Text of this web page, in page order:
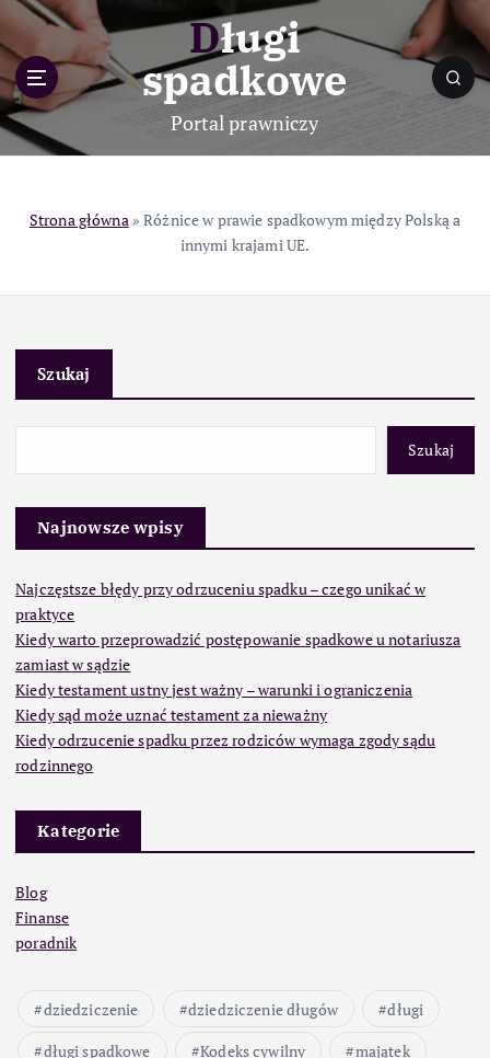
p
o
c
Długi
spadkowe
Portal prawniczy
Strona główna»Różnice w prawie spadkowym między Polską a
innymi krajami UE.
Szukaj
Szukaj
Najnowsze wpisy
Najczęstsze błędy przy odrzuceniu spadku – czego unikać w
praktyce
Kiedy warto przeprowadzić postępowanie spadkowe u notariusza
zamiast w sądzie
Kiedy testament ustny jest ważny – warunki i ograniczenia
Kiedy sąd może uznać testament za nieważny
Kiedy odrzucenie spadku przez rodziców wymaga zgody sądu
rodzinnego
Kategorie
Blog
Finanse
poradnik
dziedziczenie dziedziczenie długów
długi
długi spadkowe
Kodeks cywilny
majątek